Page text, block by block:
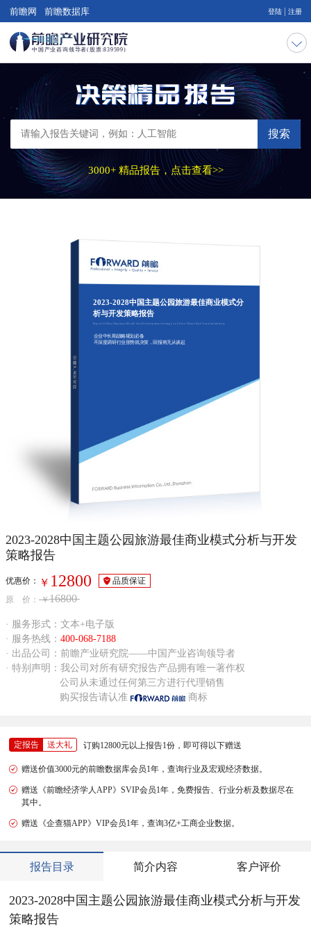
前瞻网 前瞻数据库 登陆 注册
搜索
3000+ 精品报告，点击查看>>
2023-2028中国主题公园旅游最佳商业模式分
析与开发策略报告
Report Of Best Business Model And Development Strategy on China Theme Park Tourism Industry
企业中长期战略规划必备
不深度调研行业形势就决策，回报将无从谈起
2023-2028中国主题公园旅游最佳商业模式分析与开发
策略报告
优惠价： ￥ 12800
品质保证
原 价： ￥16800
· 服务形式：文本+电子版
· 服务热线： 400-068-7188
· 出品公司：前瞻产业研究院——中国产业咨询领导者
· 特别声明：我公司对所有研究报告产品拥有唯一著作权
公司从未通过任何第三方进行代理销售
购买报告请认准
商标
定报告 送大礼 订购12800元以上报告1份，即可得以下赠送
赠送价值3000元的前瞻数据库会员1年，查询行业及宏观经济数据。
赠送《前瞻经济学人APP》SVIP会员1年，免费报告、行业分析及数据尽在
其中。
赠送《企查猫APP》VIP会员1年，查询3亿+工商企业数据。
报告目录 简介内容 客户评价
2023-2028中国主题公园旅游最佳商业模式分析与开发
策略报告